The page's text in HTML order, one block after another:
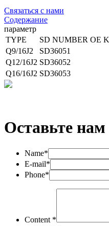
Связаться с нами
Содержание
параметр
TYPE
SD NUMBER OE
Q9/16J2
SD36051
Q12/16J2 SD36052
Q16/16J2 SD36053
Оставьте
Name*
E-mail*
Phone*
Content *